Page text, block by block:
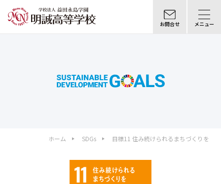
お問合せ メニュー
ホーム SDGs 目標11 住み続けられるまちづくりを